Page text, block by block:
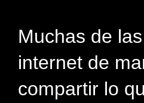
Muchas de
internet de
compartir lo